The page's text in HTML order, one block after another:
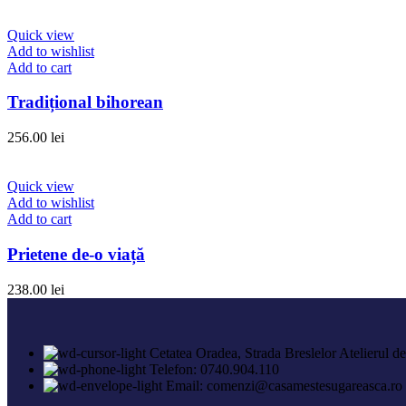
Quick view
Add to wishlist
Add to cart
Tradițional bihorean
256.00 lei
Quick view
Add to wishlist
Add to cart
Prietene de-o viață
238.00 lei
Cetatea Oradea, Strada Breslelor Atelierul
Telefon: 0740.904.110
Email: comenzi@casamestesugareasca.ro